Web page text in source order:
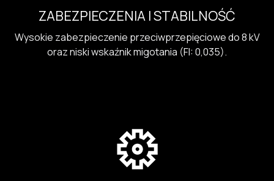
ZABEZPIECZENIA I STABILNOŚĆ
Wysokie zabezpieczenie przeciwprzepięciowe do 8 kV
oraz niski wskaźnik migotania (FI: 0,035).